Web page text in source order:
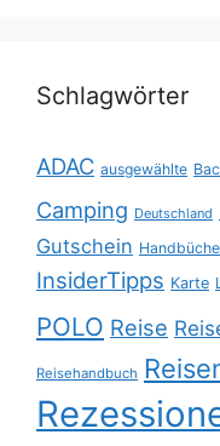
Schlagwörter
ADAC ausgewählte
Camping Deutschland
Gutschein
InsiderTipps Karte
POLO Reise
Reisehandbuch